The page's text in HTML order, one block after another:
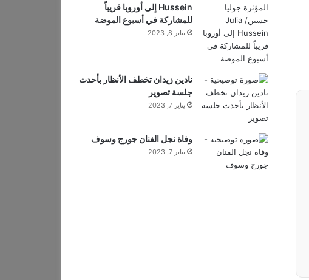
Hussein إلى أوروبا قريباً
للمشاركة في أسبوع الموضة
يناير 8, 2023
نادين زيدان تخطف الأنظار بأحدث
جلسة تصوير
يناير 7, 2023
وفاة نجل الفنان جورج وسوف
يناير 7, 2023